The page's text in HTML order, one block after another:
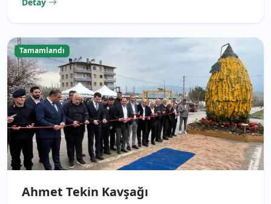
Tamamlandı
Ahmet Tekin Kavşağı